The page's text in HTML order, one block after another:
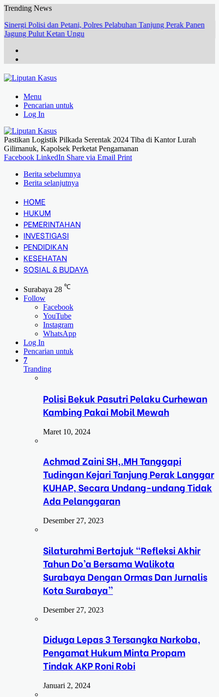
Trending News
Sinergi Polisi dan Petani, Polres Pelabuhan Tanjung Perak Panen
Jagung Pulut Ketan Ungu
Menu
Pencarian untuk
Log In
Pastikan Logistik Pilkada Serentak 2024 Tiba di Kantor Lurah
Gilimanuk, Kapolsek Perketat Pengamanan
Facebook LinkedIn Share via Email Print
Berita sebelumnya
Berita selanjutnya
HOME
HUKUM
PEMERINTAHAN
INVESTIGASI
PENDIDIKAN
KESEHATAN
SOSIAL & BUDAYA
Surabaya 28 ℃
Follow
Facebook
YouTube
Instagram
WhatsApp
Log In
Pencarian untuk
7
Tranding
Polisi Bekuk Pasutri Pelaku Curhewan
Kambing Pakai Mobil Mewah
Maret 10, 2024
Achmad Zaini SH,.MH Tanggapi
Tudingan Kejari Tanjung Perak Langgar
KUHAP, Secara Undang-undang Tidak
Ada Pelanggaran
Desember 27, 2023
Silaturahmi Bertajuk “Refleksi Akhir
Tahun Do’a Bersama Walikota
Surabaya Dengan Ormas Dan Jurnalis
Kota Surabaya”
Desember 27, 2023
Diduga Lepas 3 Tersangka Narkoba,
Pengamat Hukum Minta Propam
Tindak AKP Roni Robi
Januari 2, 2024